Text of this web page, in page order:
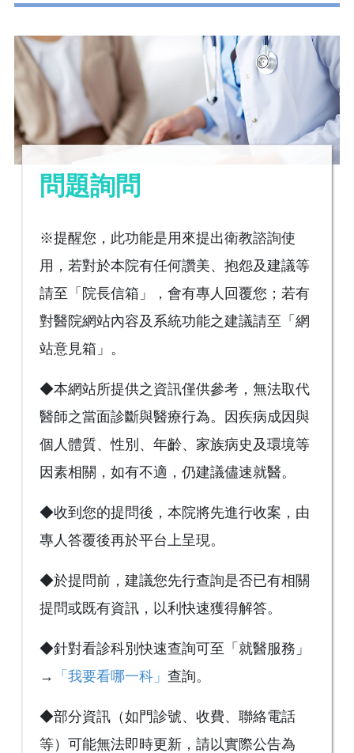
問題詢問
※提醒您，此功能是用來提出衛教諮詢使
用，若對於本院有任何讚美、抱怨及建議等
請至「院長信箱」，會有專人回覆您；若有
對醫院網站內容及系統功能之建議請至「網
站意見箱」。
◆本網站所提供之資訊僅供參考，無法取代
醫師之當面診斷與醫療行為。因疾病成因與
個人體質、性別、年齡、家族病史及環境等
因素相關，如有不適，仍建議儘速就醫。
◆收到您的提問後，本院將先進行收案，由
專人答覆後再於平台上呈現。
◆於提問前，建議您先行查詢是否已有相關
提問或既有資訊，以利快速獲得解答。
◆針對看診科別快速查詢可至「就醫服務」
→
「我要看哪一科」 查詢。
◆部分資訊（如門診號、收費、聯絡電話
等）可能無法即時更新，請以實際公告為